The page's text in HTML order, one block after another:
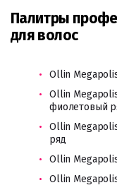
Палитры
для волос
Ollin
Ollin
фиолетовый
Ollin
ряд
Ollin
Ollin